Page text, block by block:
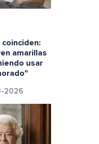
amarillas
usar
2026